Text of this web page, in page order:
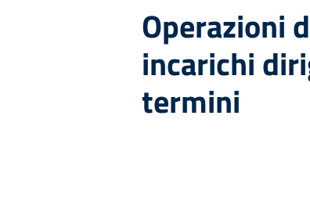
Operazioni
incarichi
termini